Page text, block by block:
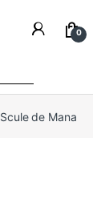
0
Scule de Mana